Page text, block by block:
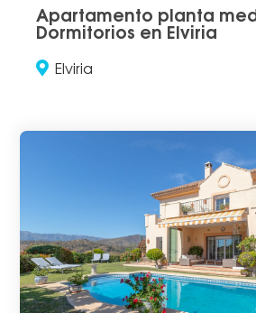
Apartamento planta
Dormitorios en Elviria
Elviria